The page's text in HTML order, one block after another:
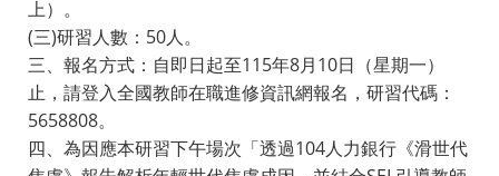
上）。
(三)研習人數：50人。
三、報名方式：自即日起至115年8月10日（星期一）
止，請登入全國教師在職進修資訊網報名，研習代碼：
5658808。
四、為因應本研習下午場次「透過104人力銀行《滑世代